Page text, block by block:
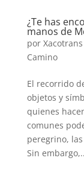
¿Te has
manos de
por Xacotrans
Camino
El recorrido
objetos y
quienes
comunes
peregrino,
Sin